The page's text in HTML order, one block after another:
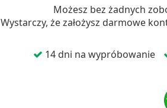
Możesz bez żadnych
Wystarczy, że założysz darmowe
Włączone
14 dni na wypróbowanie